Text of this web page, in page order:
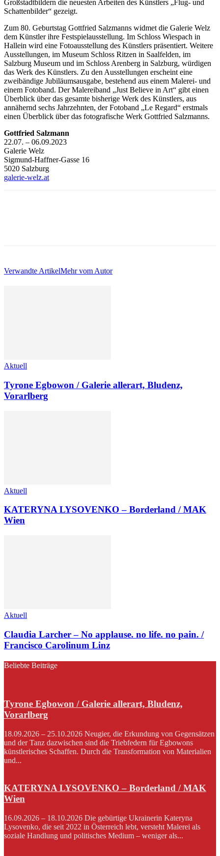
Großstadtbildern die neuesten Arbeiten des Künstlers „Flug- und
Schattenbilder“ gezeigt.
Zum 80. Geburtstag Gottfried Salzmanns widmet die Galerie Welz
dem Künstler ihre Festspielausstellung. Im Schloss Wiespach in
Hallein wird eine Fotoausstellung des Künstlers präsentiert. Weitere
Ausstellungen, im Museum Schloss Ritzen in Saalfelden, im
Salzburg Museum und im Schloss Arenberg in Salzburg, würdigen
das Werk des Künstlers. Zu den Ausstellungen erscheint eine
zweibändige Jubiläumsausgabe, bestehend aus einem Malerei- und
einem Fotoband. Der Malereiband „Just Believe in Art“ gibt einen
Überblick über das gesamte bisherige Werk des Künstlers, aus
annähernd sechs Jahrzehnten, der Fotoband „Le Regard“ erstmals
einen Überblick über das fotografische Werk Gottfried Salzmanns.
Gottfried Salzmann
22.07. – 06.09.2023
Galerie Welz
Sigmund-Haffner-Gasse 16
5020 Salzburg
galerie-welz.at
Verwandte ArtikelMehr vom Autor
Aktuell
Tyrone Egbowon / Galerie allerart, Bludenz,
Vorarlberg
Aktuell
KATERYNA LYSOVENKO – Borderland / MAK
Wien
Aktuell
Claudia Larcher – No applause. no life. no pain. /
Francisco Carolinum Linz
Beliebte Beiträge
Tyrone Egbowon / Galerie allerart, Bludenz,
Vorarlberg
18.09.2026 – 25.10.2026 Neugier, die Erkundung von Gegensätzen
und der Tanz dazwischen sind die Triebfedern für Egbowons
künstlerisches Schaffen. Durch die Transformation von Materialien
und...
KATERYNA LYSOVENKO – Borderland / MAK
Wien
16.09.2026 – 18.10.2026 Die gebürtige Ukrainerin Kateryna
Lysovenko, die seit 2022 in Österreich lebt, versteht Malerei als
soziale Handlung und politisches Medium – weniger als...